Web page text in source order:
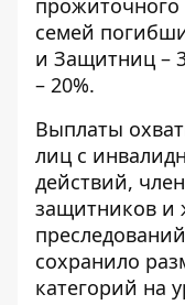
семей
и Защитниц –
– 20%.
Выплаты
лиц с
действий,
защитников и
сохранило
категорий на